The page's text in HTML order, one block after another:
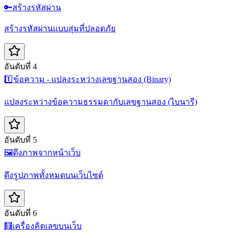
🔑สร้างรหัสผ่าน
สร้างรหัสผ่านแบบสุ่มที่ปลอดภัย
อันดับที่ 4
1️⃣ข้อความ - แปลงระหว่างเลขฐานสอง (Binary)
แปลงระหว่างข้อความธรรมดากับเลขฐานสอง (ไบนารี)
อันดับที่ 5
🖼️ดึงภาพจากหน้าเว็บ
ดึงรูปภาพทั้งหมดบนเว็บไซต์
อันดับที่ 6
🧮เครื่องคิดเลขบนเว็บ